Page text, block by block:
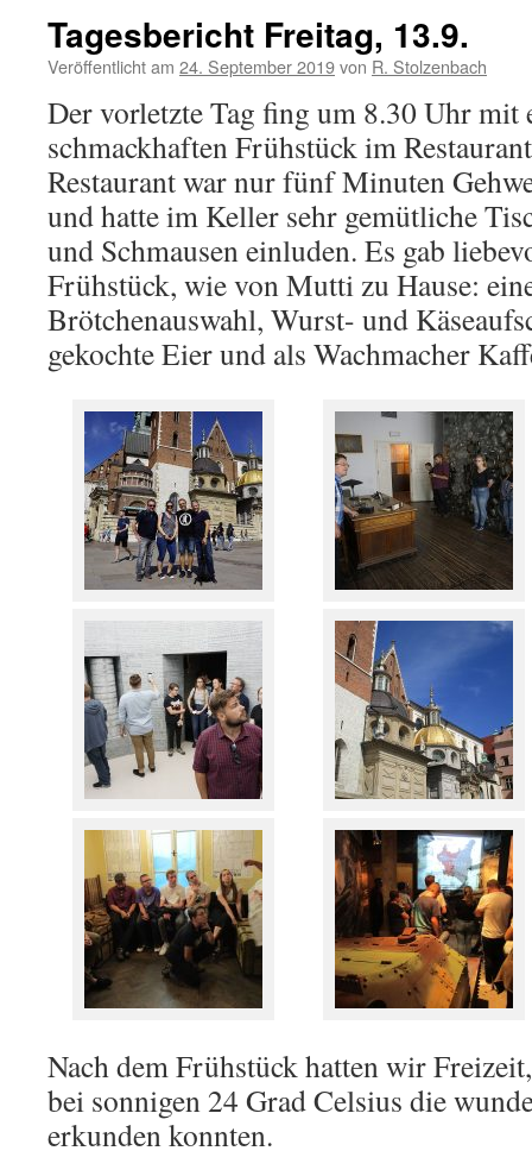
Tagesbericht Freitag, 13.9.
Veröffentlicht am 24. September 2019von R. Stolzenbach
Der vorletzte Tag fing um 8.30 Uhr mit
schmackhaften Frühstück im
Restaurant war nur fünf Minuten
und hatte im Keller sehr gemütliche
und Schmausen einluden. Es gab
Frühstück, wie von Mutti zu Hause:
Brötchenauswahl, Wurst- und
gekochte Eier und als Wachmacher
Nach dem Frühstück hatten wir
bei sonnigen 24 Grad Celsius die
erkunden konnten.